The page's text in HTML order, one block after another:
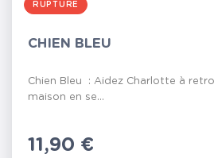
RUPTURE
CHIEN BLEU
Chien Bleu : Aidez Charlotte à
maison en se...
Prix
11,90 €